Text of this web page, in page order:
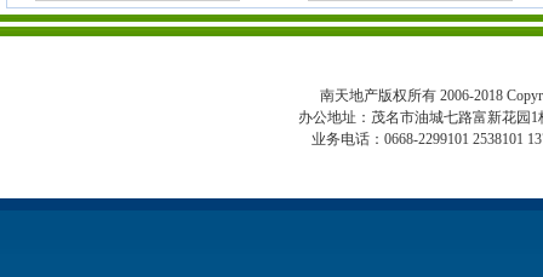
南天地产版权所有 2006-2018
办公地址：茂名市油城七路富新花园
业务电话：0668-2299101 2538101